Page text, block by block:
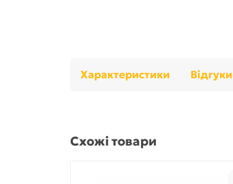
Характеристики Відгуки
Схожі товари